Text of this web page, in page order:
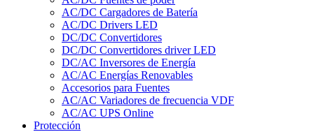
AC/DC Cargadores de Batería
AC/DC Drivers LED
DC/DC Convertidores
DC/DC Convertidores driver LED
DC/AC Inversores de Energía
AC/AC Energías Renovables
Accesorios para Fuentes
AC/AC Variadores de frecuencia VDF
AC/AC UPS Online
Protección